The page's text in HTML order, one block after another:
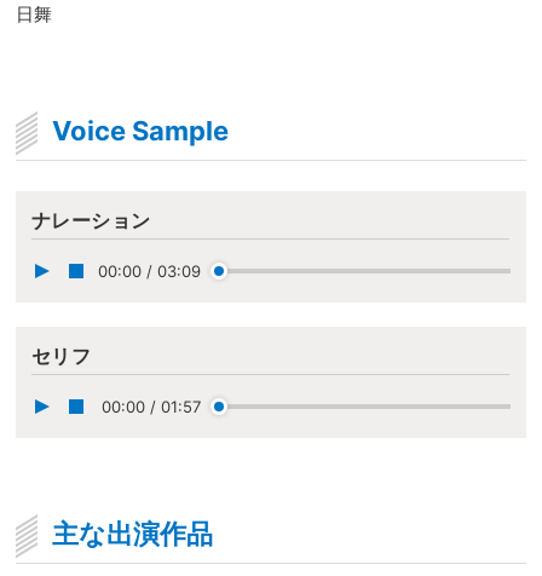
日舞
Voice Sample
ナレーション
00:00 / 03:09
セリフ
00:00 / 01:57
主な出演作品